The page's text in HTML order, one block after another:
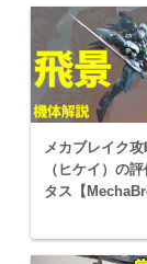
メカブレイク
（ヒケイ）の
タス【